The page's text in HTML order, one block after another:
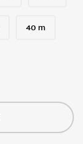
40 m